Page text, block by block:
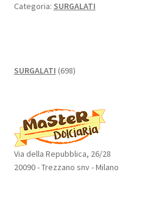
Categoria: SURGALATI
SURGALATI 698698
Via della Repubblica, 26/28
20090 - Trezzano snv - Milano